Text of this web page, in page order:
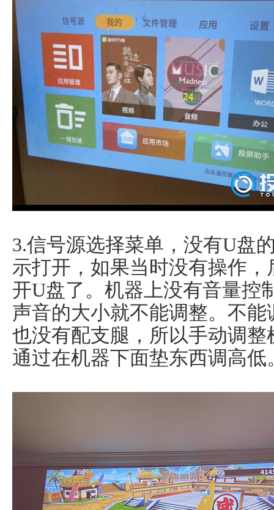
3.信号源选择菜单，没有U盘
示打开，如果当时没有操作
开U盘了。机器上没有音量控
声音的大小就不能调整。不
也没有配支腿，所以手动调
通过在机器下面垫东西调高低